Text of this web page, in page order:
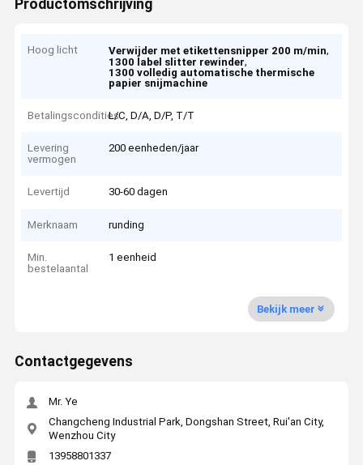
Productomschrijving
Hoog licht Verwijder met etikettensnipper 200 m/min,
1300 label slitter rewinder,
1300 volledig automatische thermische
papier snijmachine
BetalingsconditiesL/C, D/A, D/P, T/T
Levering
vermogen
200 eenheden/jaar
Levertijd 30-60 dagen
Merknaam runding
Min.
bestelaantal
1 eenheid
Bekijk meer
Contactgegevens
Mr. Ye
Changcheng Industrial Park, Dongshan Street, Rui'an City,
Wenzhou City
13958801337